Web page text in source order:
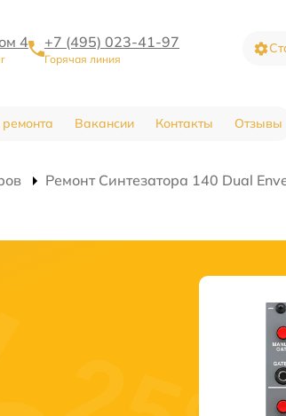
4 +7 (495) 023-41-97
Горячая линия
Вакансии Контакты Отзывы
Ремонт Синтезатора 140 Dual